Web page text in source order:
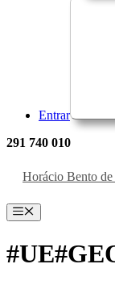
Entrar
291 740
Horácio Bento
Menu